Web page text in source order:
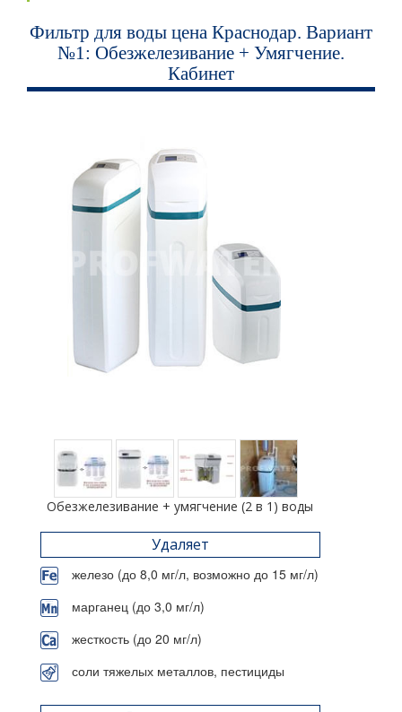
Фильтр для воды цена Краснодар. Вариант
№1: Обезжелезивание + Умягчение.
Кабинет
Обезжелезивание + умягчение (2 в 1) воды
Удаляет
железо (до 8,0 мг/л, возможно до 15 мг/л)
марганец (до 3,0 мг/л)
жесткость (до 20 мг/л)
соли тяжелых металлов, пестициды